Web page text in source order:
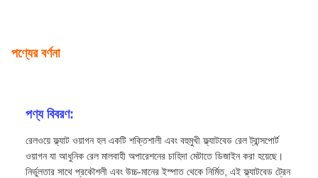
পণ্যের বর্ণনা
পণ্য বিবরণ:
রেলওয়ে ফ্ল্যাট ওয়াগন হল একটি শক্তিশালী এবং বহুমুখী ফ্ল্যাটবেড রেল ট্রান্সপোর্ট
ওয়াগন যা আধুনিক রেল মালবাহী অপারেশনের চাহিদা মেটাতে ডিজাইন করা হয়েছে।
নির্ভুলতার সাথে প্রকৌশলী এবং উচ্চ-মানের ইস্পাত থেকে নির্মিত, এই ফ্ল্যাটবেড ট্রেন